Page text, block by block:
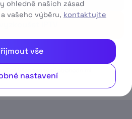
souhlasíte s jejím použitím za účelem
ohledně našich zásad
vašeho výběru, kontaktujte
vše
nastavení